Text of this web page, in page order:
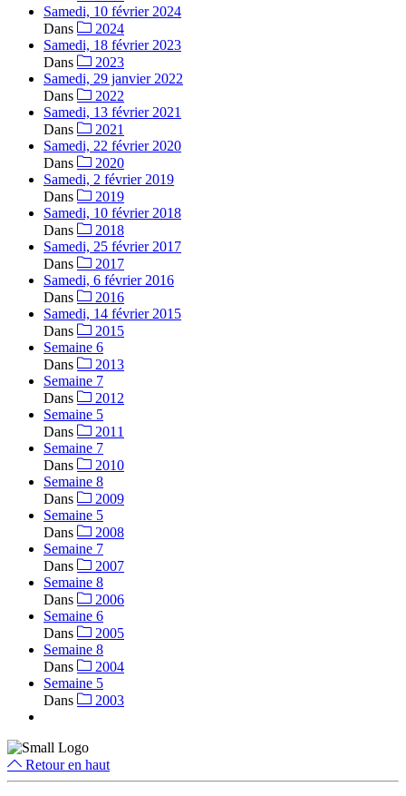
Samedi, 10 février 2024
Dans
2024
Samedi, 18 février 2023
Dans
2023
Samedi, 29 janvier 2022
Dans
2022
Samedi, 13 février 2021
Dans
2021
Samedi, 22 février 2020
Dans
2020
Samedi, 2 février 2019
Dans
2019
Samedi, 10 février 2018
Dans
2018
Samedi, 25 février 2017
Dans
2017
Samedi, 6 février 2016
Dans
2016
Samedi, 14 février 2015
Dans
2015
Semaine 6
Dans
2013
Semaine 7
Dans
2012
Semaine 5
Dans
2011
Semaine 7
Dans
2010
Semaine 8
Dans
2009
Semaine 5
Dans
2008
Semaine 7
Dans
2007
Semaine 8
Dans
2006
Semaine 6
Dans
2005
Semaine 8
Dans
2004
Semaine 5
Dans
2003
Retour en haut